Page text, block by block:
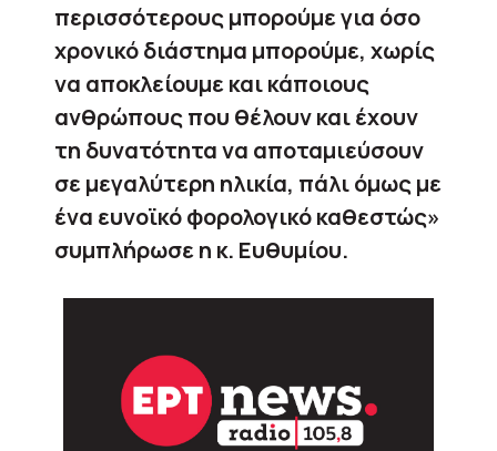
περισσότερους μπορούμε για όσο
χρονικό διάστημα μπορούμε, χωρίς
να αποκλείουμε και κάποιους
ανθρώπους που θέλουν και έχουν
τη δυνατότητα να αποταμιεύσουν
σε μεγαλύτερη ηλικία, πάλι όμως με
ένα ευνοϊκό φορολογικό καθεστώς»
συμπλήρωσε η κ. Ευθυμίου.